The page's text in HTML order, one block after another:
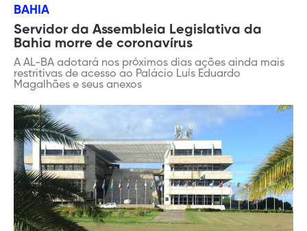
BAHIA
Servidor da Assembleia Legislativa da
Bahia morre de coronavírus
A AL-BA adotará nos próximos dias ações ainda mais
restritivas de acesso ao Palácio Luís Eduardo
Magalhães e seus anexos